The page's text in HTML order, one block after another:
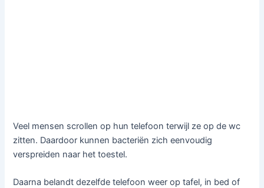
Veel mensen scrollen op hun telefoon terwijl ze op de wc
zitten. Daardoor kunnen bacteriën zich eenvoudig
verspreiden naar het toestel.
Daarna belandt dezelfde telefoon weer op tafel, in bed of